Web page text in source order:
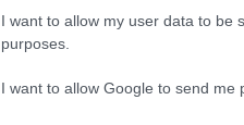
I want to allow my user data to be
purposes.
I want to allow Google to send me